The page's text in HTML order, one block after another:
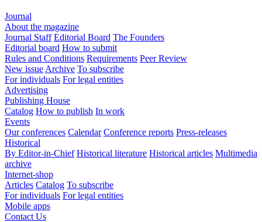
Journal
About the magazine
Journal Staff Editorial Board The Founders
Editorial board How to submit
Rules and Conditions Requirements Peer Review
New issue Archive To subscribe
For individuals For legal entities
Advertising
Publishing House
Catalog How to publish In work
Events
Our conferences Calendar Conference reports Press-releases
Historical
By Editor-in-Chief Historical literature Historical articles Multimedia
archive
Internet-shop
Articles Catalog To subscribe
For individuals For legal entities
Mobile apps
Contact Us